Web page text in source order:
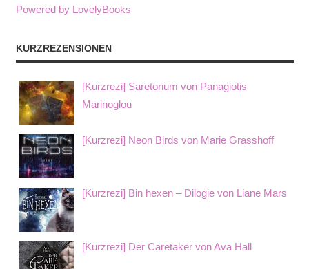
Powered by LovelyBooks
KURZREZENSIONEN
[Kurzrezi] Saretorium von Panagiotis
Marinoglou
[Kurzrezi] Neon Birds von Marie Grasshoff
[Kurzrezi] Bin hexen – Dilogie von Liane Mars
[Kurzrezi] Der Caretaker von Ava Hall